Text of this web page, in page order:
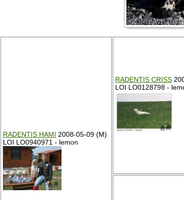
RADENTIS HAMI 2008-05-09 (M)
LOI LO0940971 - lemon
RADENTIS CRISS
LOI LO0128798 -